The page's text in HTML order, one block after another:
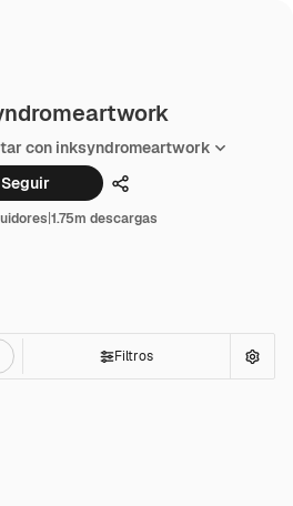
con inksyndromeartwork
Seguir
Compartir
|1.75m descargas
Filtros